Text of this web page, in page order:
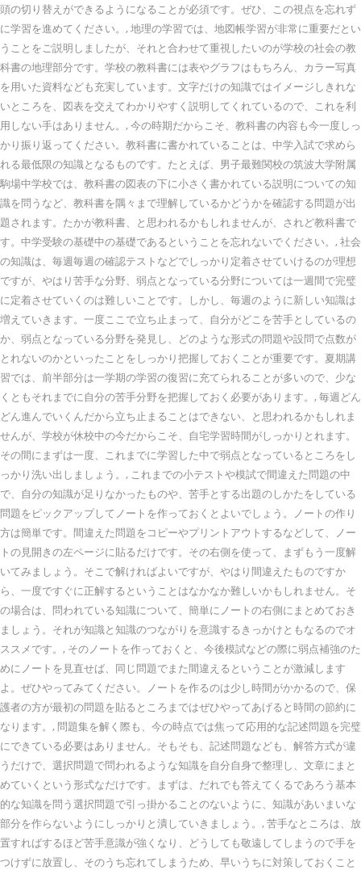
頭の切り替えができるようになることが必須です。ぜひ、この視点を忘れず
に学習を進めてください。, 地理の学習では、地図帳学習が非常に重要だとい
うことをご説明しましたが、それと合わせて重視したいのが学校の社会の教
科書の地理部分です。学校の教科書には表やグラフはもちろん、カラー写真
を用いた資料なども充実しています。文字だけの知識ではイメージしきれな
いところを、図表を交えてわかりやすく説明してくれているので、これを利
用しない手はありません。, 今の時期だからこそ、教科書の内容も今一度しっ
かり振り返ってください。教科書に書かれていることは、中学入試で求めら
れる最低限の知識となるものです。たとえば、男子最難関校の筑波大学附属
駒場中学校では、教科書の図表の下に小さく書かれている説明についての知
識を問うなど、教科書を隅々まで理解しているかどうかを確認する問題が出
題されます。たかが教科書、と思われるかもしれませんが、されど教科書で
す。中学受験の基礎中の基礎であるということを忘れないでください。, 社会
の知識は、毎週毎週の確認テストなどでしっかり定着させていけるのが理想
ですが、やはり苦手な分野、弱点となっている分野については一週間で完璧
に定着させていくのは難しいことです。しかし、毎週のように新しい知識は
増えていきます。一度ここで立ち止まって、自分がどこを苦手としているの
か、弱点となっている分野を発見し、どのような形式の問題や設問で点数が
とれないのかといったことをしっかり把握しておくことが重要です。夏期講
習では、前半部分は一学期の学習の復習に充てられることが多いので、少な
くともそれまでに自分の苦手分野を把握しておく必要があります。, 毎週どん
どん進んでいくんだから立ち止まることはできない、と思われるかもしれま
せんが、学校が休校中の今だからこそ、自宅学習時間がしっかりとれます。
その間にまずは一度、これまでに学習した中で弱点となっているところをし
っかり洗い出しましょう。, これまでの小テストや模試で間違えた問題の中
で、自分の知識が足りなかったものや、苦手とする出題のしかたをしている
問題をピックアップしてノートを作っておくとよいでしょう。ノートの作り
方は簡単です。間違えた問題をコピーやプリントアウトするなどして、ノー
トの見開きの左ページに貼るだけです。その右側を使って、まずもう一度解
いてみましょう。そこで解ければよいですが、やはり間違えたものですか
ら、一度ですぐに正解するということはなかなか難しいかもしれません。そ
の場合は、問われている知識について、簡単にノートの右側にまとめておき
ましょう。それが知識と知識のつながりを意識するきっかけともなるのでオ
ススメです。, そのノートを作っておくと、今後模試などの際に弱点補強のた
めにノートを見直せば、同じ問題でまた間違えるということが激減します
よ。ぜひやってみてください。ノートを作るのは少し時間がかかるので、保
護者の方が最初の問題を貼るところまではぜひやってあげると時間の節約に
なります。, 問題集を解く際も、今の時点では焦って応用的な記述問題を完璧
にできている必要はありません。そもそも、記述問題なども、解答方式が違
うだけで、選択問題で問われるような知識を自分自身で整理し、文章にまと
めていくという形式なだけです。まずは、だれでも答えてくるであろう基本
的な知識を問う選択問題で引っ掛かることのないように、知識があいまいな
部分を作らないようにしっかりと潰していきましょう。, 苦手なところは、放
置すればするほど苦手意識が強くなり、どうしても敬遠してしまうので手を
つけずに放置し、そのうち忘れてしまうため、早いうちに対策しておくこと